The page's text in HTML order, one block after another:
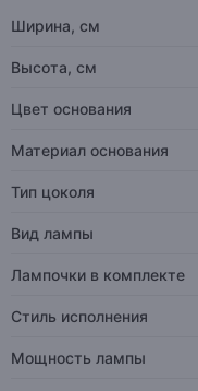
Ширина, см
Высота, см
Цвет основания
Материал основания
Тип цоколя
Вид лампы
Лампочки в комплекте
Стиль исполнения
Мощность лампы